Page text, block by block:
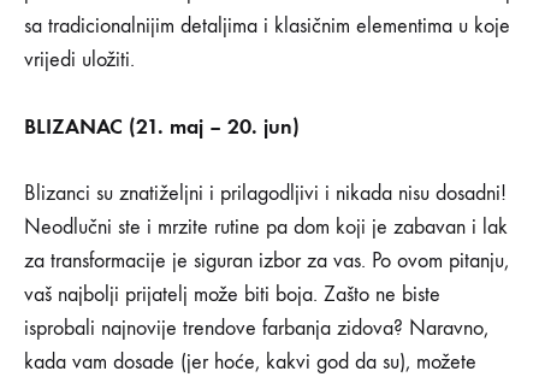
sa tradicionalnijim detaljima i klasičnim elementima u koje
vrijedi uložiti.
BLIZANAC (21. maj – 20. jun)
Blizanci su znatiželjni i prilagodljivi i nikada nisu dosadni!
Neodlučni ste i mrzite rutine pa dom koji je zabavan i lak
za transformacije je siguran izbor za vas. Po ovom pitanju,
vaš najbolji prijatelj može biti boja. Zašto ne biste
isprobali najnovije trendove farbanja zidova? Naravno,
kada vam dosade (jer hoće, kakvi god da su), možete